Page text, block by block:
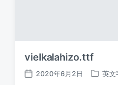
vielkalahizo.ttf
发
2020年6月2日
发
英文